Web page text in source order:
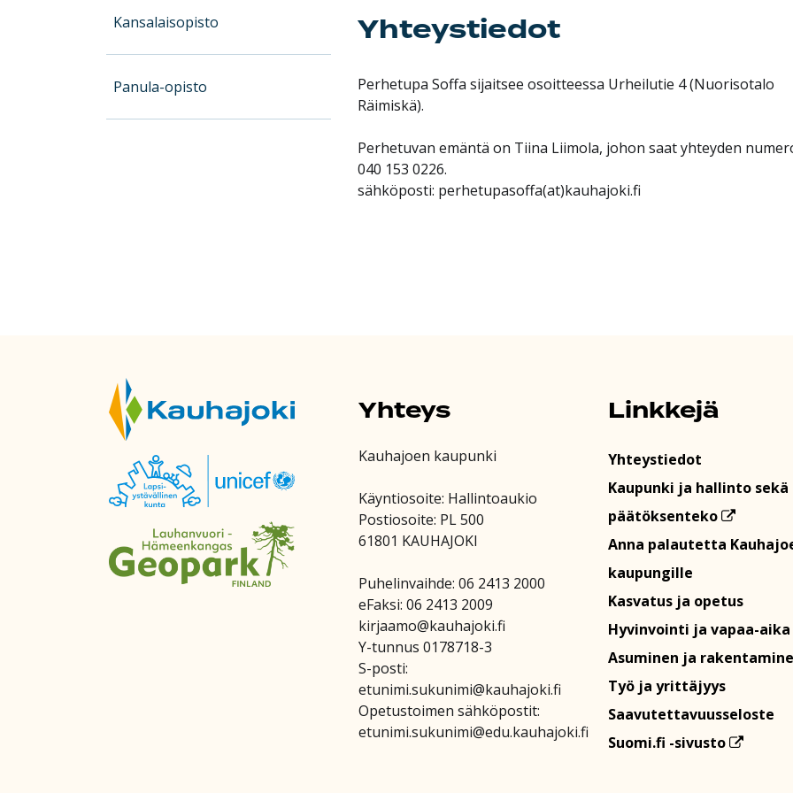
Kansalaisopisto
Panula-opisto
Yhteystiedot
Perhetupa Soffa sijaitsee osoitteessa Urheilutie 4 (Nuorisotalo
Räimiskä).
Perhetuvan emäntä on Tiina Liimola, johon saat yhteyden
040 153 0226.
sähköposti: perhetupasoffa(at)kauhajoki.fi
Yhteys
Kauhajoen kaupunki
Käyntiosoite: Hallintoaukio
Postiosoite: PL 500
61801 KAUHAJOKI
Puhelinvaihde: 06 2413 2000
eFaksi: 06 2413 2009
kirjaamo@kauhajoki.fi
Y-tunnus 0178718-3
S-posti:
etunimi.sukunimi@kauhajoki.fi
Opetustoimen sähköpostit:
etunimi.sukunimi@edu.kauhajoki.fi
Linkkejä
Yhteystiedot
Kaupunki ja hallinto sekä
päätöksenteko
Anna palautetta
kaupungille
Kasvatus ja opetus
Hyvinvointi ja vapaa-aika
Asuminen ja
Työ ja yrittäjyys
Saavutettavuusseloste
Suomi.fi -sivusto